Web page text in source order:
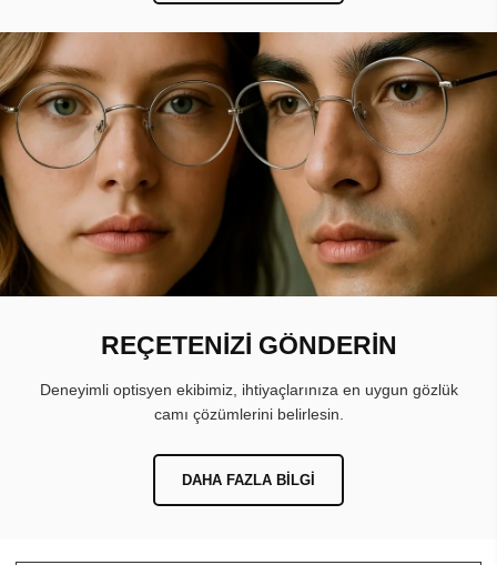
REÇETENİZİ GÖNDERİN
Deneyimli optisyen ekibimiz, ihtiyaçlarınıza en uygun gözlük
camı çözümlerini belirlesin.
DAHA FAZLA BILGI